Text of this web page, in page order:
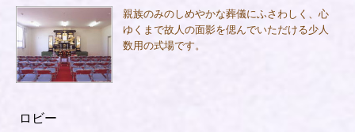
親族のみのしめやかな葬儀にふさわしく、心
ゆくまで故人の面影を偲んでいただける少人
数用の式場です。
ロビー